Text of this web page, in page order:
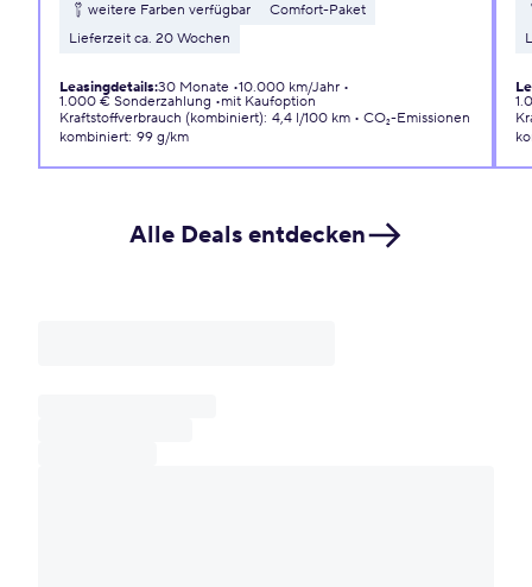
weitere Farben verfügbar
Comfort-Paket
Lieferzeit ca. 20 Wochen
Leasingdetails:30 Monate 10.000 km/Jahr
1.000 € Sonderzahlung
mit Kaufoption
Kraftstoffverbrauch (kombiniert): 4,4 l/100 km
CO₂-Emissionen
kombiniert: 99 g/km
Alle Deals entdecken